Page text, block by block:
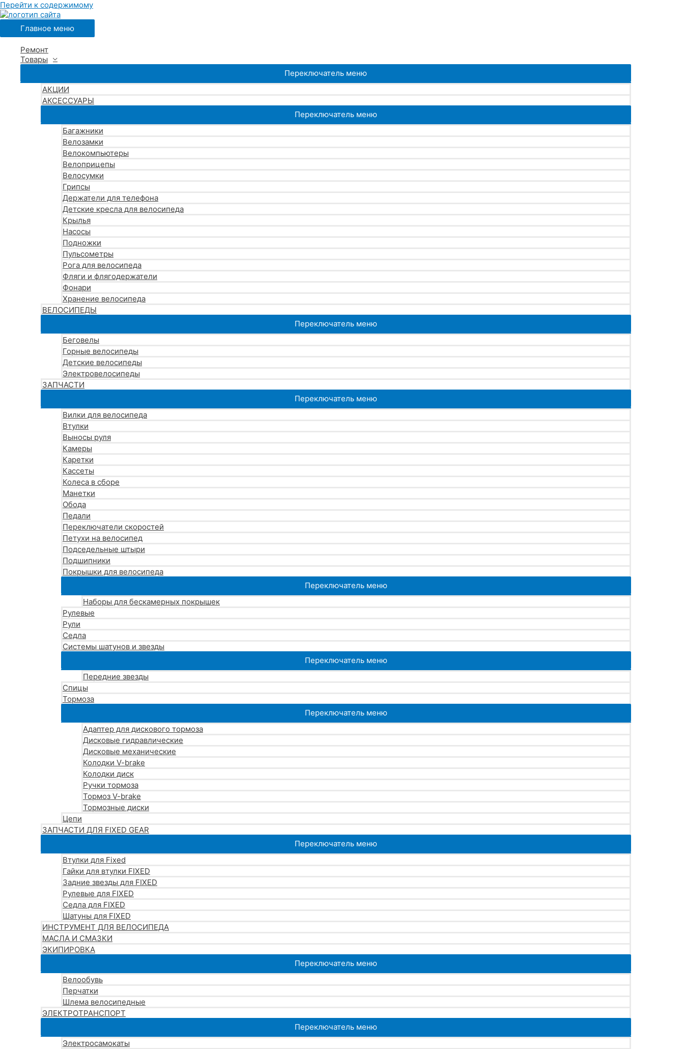
Перейти к содержимому
Главное меню
Ремонт
Товары
Переключатель меню
АКЦИИ
АКСЕССУАРЫ
Переключатель меню
Багажники
Велозамки
Велокомпьютеры
Велоприцепы
Велосумки
Грипсы
Держатели для телефона
Детские кресла для велосипеда
Крылья
Насосы
Подножки
Пульсометры
Рога для велосипеда
Фляги и флягодержатели
Фонари
Хранение велосипеда
ВЕЛОСИПЕДЫ
Переключатель меню
Беговелы
Горные велосипеды
Детские велосипеды
Электровелосипеды
ЗАПЧАСТИ
Переключатель меню
Вилки для велосипеда
Втулки
Выносы руля
Камеры
Каретки
Кассеты
Колеса в сборе
Манетки
Обода
Педали
Переключатели скоростей
Петухи на велосипед
Подседельные штыри
Подшипники
Покрышки для велосипеда
Переключатель меню
Наборы для бескамерных покрышек
Рулевые
Рули
Седла
Системы шатунов и звезды
Переключатель меню
Передние звезды
Спицы
Тормоза
Переключатель меню
Адаптер для дискового тормоза
Дисковые гидравлические
Дисковые механические
Колодки V-brake
Колодки диск
Ручки тормоза
Тормоз V-brake
Тормозные диски
Цепи
ЗАПЧАСТИ ДЛЯ FIXED GEAR
Переключатель меню
Втулки для Fixed
Гайки для втулки FIXED
Задние звезды для FIXED
Рулевые для FIXED
Седла для FIXED
Шатуны для FIXED
ИНСТРУМЕНТ ДЛЯ ВЕЛОСИПЕДА
МАСЛА И СМАЗКИ
ЭКИПИРОВКА
Переключатель меню
Велообувь
Перчатки
Шлема велосипедные
ЭЛЕКТРОТРАНСПОРТ
Переключатель меню
Электросамокаты